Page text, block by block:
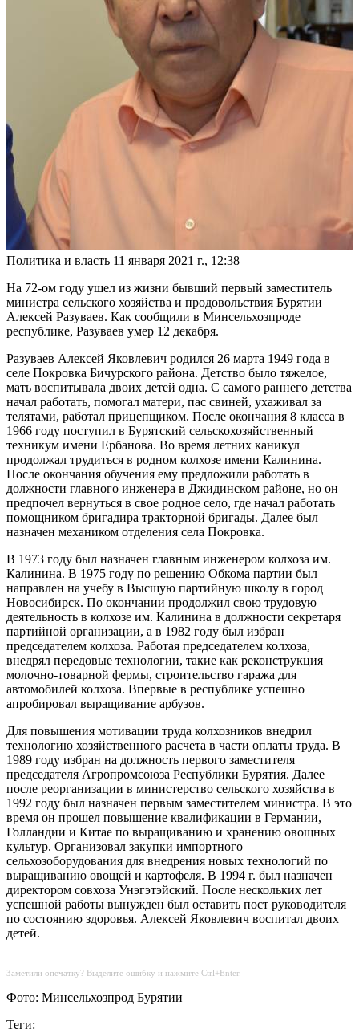
Политика и власть 11 января 2021 г., 12:38
На 72-ом году ушел из жизни бывший первый заместитель
министра сельского хозяйства и продовольствия Бурятии
Алексей Разуваев. Как сообщили в Минсельхозпроде
республике, Разуваев умер 12 декабря.
Разуваев Алексей Яковлевич родился 26 марта 1949 года в
селе Покровка Бичурского района. Детство было тяжелое,
мать воспитывала двоих детей одна. С самого раннего детства
начал работать, помогал матери, пас свиней, ухаживал за
телятами, работал прицепщиком. После окончания 8 класса в
1966 году поступил в Бурятский сельскохозяйственный
техникум имени Ербанова. Во время летних каникул
продолжал трудиться в родном колхозе имени Калинина.
После окончания обучения ему предложили работать в
должности главного инженера в Джидинском районе, но он
предпочел вернуться в свое родное село, где начал работать
помощником бригадира тракторной бригады. Далее был
назначен механиком отделения села Покровка.
В 1973 году был назначен главным инженером колхоза им.
Калинина. В 1975 году по решению Обкома партии был
направлен на учебу в Высшую партийную школу в город
Новосибирск. По окончании продолжил свою трудовую
деятельность в колхозе им. Калинина в должности секретаря
партийной организации, а в 1982 году был избран
председателем колхоза. Работая председателем колхоза,
внедрял передовые технологии, такие как реконструкция
молочно-товарной фермы, строительство гаража для
автомобилей колхоза. Впервые в республике успешно
апробировал выращивание арбузов.
Для повышения мотивации труда колхозников внедрил
технологию хозяйственного расчета в части оплаты труда. В
1989 году избран на должность первого заместителя
председателя Агропромсоюза Республики Бурятия. Далее
после реорганизации в министерство сельского хозяйства в
1992 году был назначен первым заместителем министра. В это
время он прошел повышение квалификации в Германии,
Голландии и Китае по выращиванию и хранению овощных
культур. Организовал закупки импортного
сельхозоборудования для внедрения новых технологий по
выращиванию овощей и картофеля. В 1994 г. был назначен
директором совхоза Унэгэтэйский. После нескольких лет
успешной работы вынужден был оставить пост руководителя
по состоянию здоровья. Алексей Яковлевич воспитал двоих
детей.
Заметили опечатку? Выделите ошибку и нажмите Ctrl+Enter.
Фото: Минсельхозпрод Бурятии
Теги: